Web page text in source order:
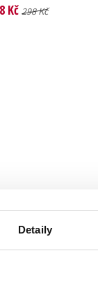
Detaily
Kč 298 Kč